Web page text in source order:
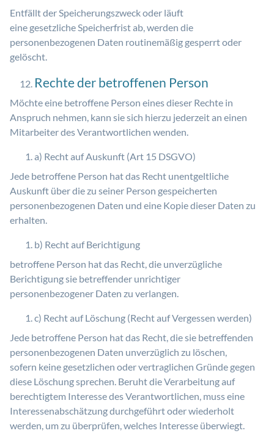
Entfällt der Speicherungszweck oder läuft
eine gesetzliche Speicherfrist ab, werden die
personenbezogenen Daten routinemäßig gesperrt oder
gelöscht.
Rechte der betroffenen Person
Möchte eine betroffene Person eines dieser Rechte in
Anspruch nehmen, kann sie sich hierzu jederzeit an einen
Mitarbeiter des Verantwortlichen wenden.
a) Recht auf Auskunft (Art 15 DSGVO)
Jede betroffene Person hat das Recht unentgeltliche
Auskunft über die zu seiner Person gespeicherten
personenbezogenen Daten und eine Kopie dieser Daten zu
erhalten.
b) Recht auf Berichtigung
betroffene Person hat das Recht, die unverzügliche
Berichtigung sie betreffender unrichtiger
personenbezogener Daten zu verlangen.
c) Recht auf Löschung (Recht auf Vergessen werden)
Jede betroffene Person hat das Recht, die sie betreffenden
personenbezogenen Daten unverzüglich zu löschen,
sofern keine gesetzlichen oder vertraglichen Gründe gegen
diese Löschung sprechen. Beruht die Verarbeitung auf
berechtigtem Interesse des Verantwortlichen, muss eine
Interessenabschätzung durchgeführt oder wiederholt
werden, um zu überprüfen, welches Interesse überwiegt.